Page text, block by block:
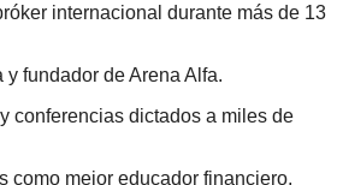
internacional durante más de 13
fundador de Arena Alfa.
conferencias dictados a miles de
como mejor educador financiero,